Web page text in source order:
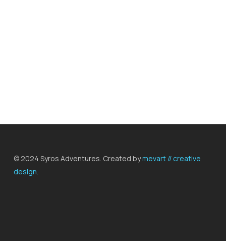
© 2024 Syros Adventures. Created bymevart // creative
design.